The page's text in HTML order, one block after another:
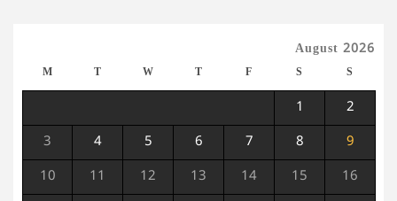
August 2026
M T W T F S S
1 2
3 4 5 6 7 8 9
10 11 12 13 14 15 16